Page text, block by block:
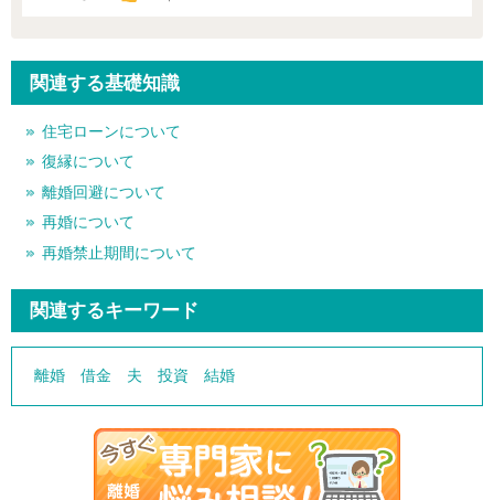
関連する基礎知識
住宅ローンについて
復縁について
離婚回避について
再婚について
再婚禁止期間について
関連するキーワード
離婚 借金 夫 投資 結婚